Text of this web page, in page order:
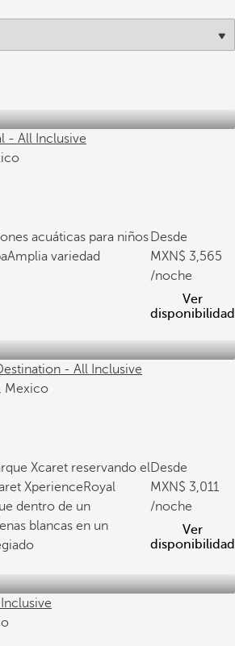
- All Inclusive
acuáticas para niños
Amplia variedad
Desde
3,565
/noche
Ver
disponibilidad
- All Inclusive
Mexico
Xcaret reservando el
XperienceRoyal
dentro de un
blancas en un
Desde
3,011
/noche
Ver
disponibilidad